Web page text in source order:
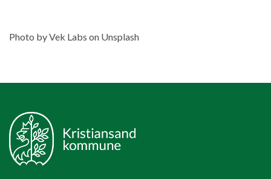
Photo by Vek Labs on Unsplash